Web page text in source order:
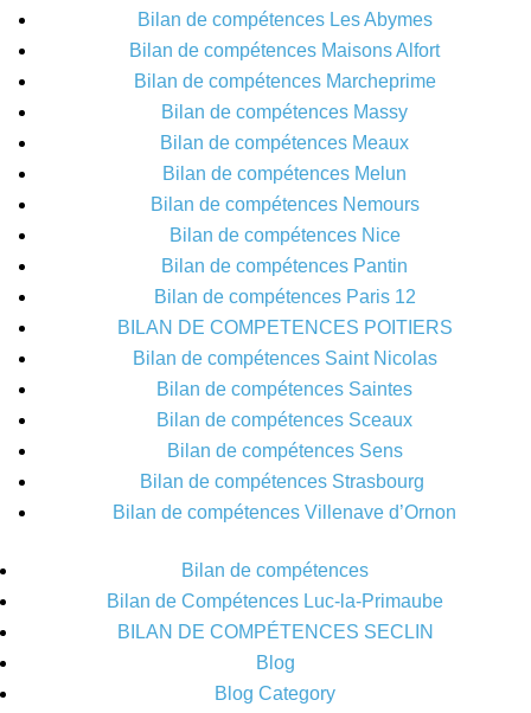
Bilan de compétences Les Abymes
Bilan de compétences Maisons Alfort
Bilan de compétences Marcheprime
Bilan de compétences Massy
Bilan de compétences Meaux
Bilan de compétences Melun
Bilan de compétences Nemours
Bilan de compétences Nice
Bilan de compétences Pantin
Bilan de compétences Paris 12
BILAN DE COMPETENCES POITIERS
Bilan de compétences Saint Nicolas
Bilan de compétences Saintes
Bilan de compétences Sceaux
Bilan de compétences Sens
Bilan de compétences Strasbourg
Bilan de compétences Villenave d’Ornon
Bilan de compétences
Bilan de Compétences Luc-la-Primaube
BILAN DE COMPÉTENCES SECLIN
Blog
Blog Category